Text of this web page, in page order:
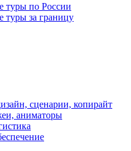
туры по России
туры за границу
сценарии, копирайт
аниматоры